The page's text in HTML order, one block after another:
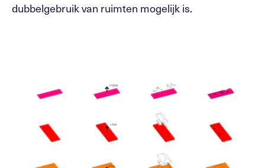
dubbelgebruik van ruimten mogelijk is.